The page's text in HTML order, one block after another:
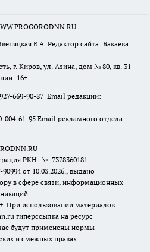
Е.А. Редактор сайта: Бакаева
г. Киров, ул. Азина, дом № 80, кв. 31
16+
669-90-87 Email редакции:
61-95 Email рекламного отдела:
РКН: №: 7378360181.
от 10.03.2026., выдано
в сфере связи, информационных
При использовании материалов
гиперссылка на ресурс
будут применены нормы
и смежных правах.